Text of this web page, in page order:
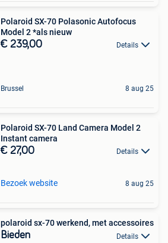
Polaroid SX-70 Polasonic Autofocus
Model 2 *als nieuw
€ 239,00 Details
Brussel 8 aug 25
Polaroid SX-70 Land Camera Model 2
Instant camera
€ 27,00 Details
Bezoek website 8 aug 25
polaroid sx-70 werkend, met accessoires
Bieden Details